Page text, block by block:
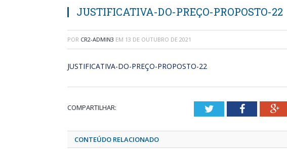
JUSTIFICATIVA-DO-PREÇO-PROPOSTO-22
POR CR2-ADMIN3 EM 13 DE OUTUBRO DE 2021
JUSTIFICATIVA-DO-PREÇO-PROPOSTO-22
COMPARTILHAR: TwitterFacebook
CONTEÚDO RELACIONADO